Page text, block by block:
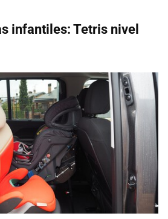
infantiles: Tetris nivel